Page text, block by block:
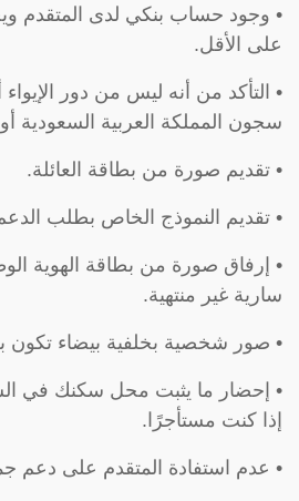
• وجود حساب بنكي لدى المتقدم
على الأقل.
• التأكد من أنه ليس من دور
سجون المملكة العربية السعودية
• تقديم صورة من بطاقة العائلة.
• تقديم النموذج الخاص بطلب
• إرفاق صورة من بطاقة الهوية
سارية غير منتهية.
• صور شخصية بخلفية بيضاء تكون
• إحضار ما يثبت محل سكنك في
إذا كنت مستأجرًا.
• عدم استفادة المتقدم على دعم